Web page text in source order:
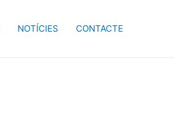
NOTÍCIES CONTACTE